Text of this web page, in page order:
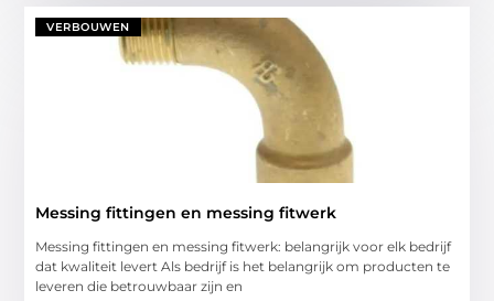
VERBOUWEN
Messing fittingen en messing fitwerk
Messing fittingen en messing fitwerk: belangrijk voor elk bedrijf
dat kwaliteit levert Als bedrijf is het belangrijk om producten te
leveren die betrouwbaar zijn en